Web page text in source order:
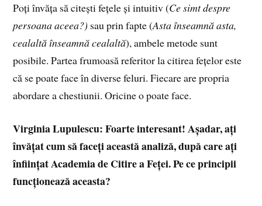
Poți învăța să citești fețele și intuitiv (Ce simt despre
persoana aceea?) sau prin fapte (Asta înseamnă asta,
cealaltă înseamnă cealaltă), ambele metode sunt
posibile. Partea frumoasă referitor la citirea fețelor este
că se poate face în diverse feluri. Fiecare are propria
abordare a chestiunii. Oricine o poate face.
Virginia Lupulescu: Foarte interesant! Așadar, ați
învățat cum să faceți această analiză, după care ați
înființat Academia de Citire a Feței. Pe ce principii
funcționează aceasta?